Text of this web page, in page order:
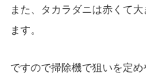
また、タカラダニは赤くて
ます。
ですので掃除機で狙いを定